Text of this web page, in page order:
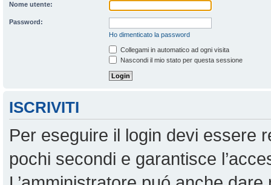
Nome utente:
Password:
Ho dimenticato la password
Collegami in automatico ad ogni visita
Nascondi il mio stato per questa sessione
ISCRIVITI
Per eseguire il login devi essere
pochi secondi e garantisce